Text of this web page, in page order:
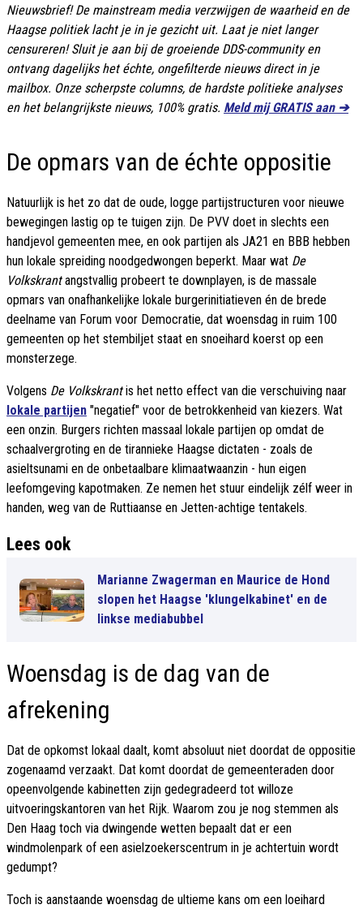
Nieuwsbrief! De mainstream media verzwijgen de waarheid en de
Haagse politiek lacht je in je gezicht uit. Laat je niet langer
censureren! Sluit je aan bij de groeiende DDS-community en
ontvang dagelijks het échte, ongefilterde nieuws direct in je
mailbox. Onze scherpste columns, de hardste politieke analyses
en het belangrijkste nieuws, 100% gratis. Meld mij GRATIS aan ➔
De opmars van de échte oppositie
Natuurlijk is het zo dat de oude, logge partijstructuren voor nieuwe
bewegingen lastig op te tuigen zijn. De PVV doet in slechts een
handjevol gemeenten mee, en ook partijen als JA21 en BBB hebben
hun lokale spreiding noodgedwongen beperkt. Maar wat De
Volkskrantangstvallig probeert te downplayen, is de massale
opmars van onafhankelijke lokale burgerinitiatieven én de brede
deelname van Forum voor Democratie, dat woensdag in ruim 100
gemeenten op het stembiljet staat en snoeihard koerst op een
monsterzege.
Volgens De Volkskrantis het netto effect van die verschuiving naar
lokale partijen "negatief" voor de betrokkenheid van kiezers. Wat
een onzin. Burgers richten massaal lokale partijen op omdat de
schaalvergroting en de tirannieke Haagse dictaten - zoals de
asieltsunami en de onbetaalbare klimaatwaanzin - hun eigen
leefomgeving kapotmaken. Ze nemen het stuur eindelijk zélf weer in
handen, weg van de Ruttiaanse en Jetten-achtige tentakels.
Lees ook
Marianne Zwagerman en Maurice de Hond
slopen het Haagse 'klungelkabinet' en de
linkse mediabubbel
Woensdag is de dag van de
afrekening
Dat de opkomst lokaal daalt, komt absoluut niet doordat de oppositie
zogenaamd verzaakt. Dat komt doordat de gemeenteraden door
opeenvolgende kabinetten zijn gedegradeerd tot willoze
uitvoeringskantoren van het Rijk. Waarom zou je nog stemmen als
Den Haag toch via dwingende wetten bepaalt dat er een
windmolenpark of een asielzoekerscentrum in je achtertuin wordt
gedumpt?
Toch is aanstaande woensdag de ultieme kans om een loeihard